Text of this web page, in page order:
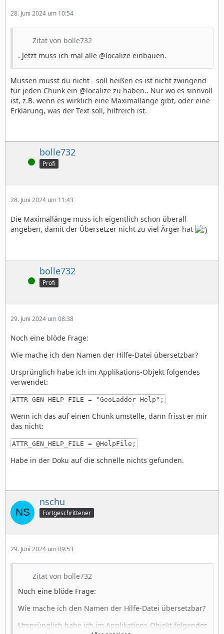
28. Juni 2024 um 10:54
Zitat von bolle732
. Jetzt muss ich mal alle @localize einbauen.
Müssen musst du nicht - soll heißen es ist nicht zwingend
für jeden Chunk ein @localize zu haben.. Nur wo es sinnvoll
ist, z.B. wenn es wirklich eine Maximallänge gibt, oder eine
Erklärung, was der Text soll, hilfreich ist.
Online
bolle732
Profi
28. Juni 2024 um 11:43
Die Maximallänge muss ich eigentlich schon überall
angeben, damit der Übersetzer nicht zu viel Ärger hat
Online
bolle732
Profi
29. Juni 2024 um 08:38
Noch eine blöde Frage:
Wie mache ich den Namen der Hilfe-Datei übersetzbar?
Ursprünglich habe ich im Applikations-Objekt folgendes
verwendet:
ATTR_GEN_HELP_FILE = "GeoLadder Help";
Wenn ich das auf einen Chunk umstelle, dann frisst er mir
das nicht:
ATTR_GEN_HELP_FILE = @HelpFile;
Habe in der Doku auf die schnelle nichts gefunden.
nschu
Fortgeschrittener
29. Juni 2024 um 09:53
Zitat von bolle732
Noch eine blöde Frage:
Wie mache ich den Namen der Hilfe-Datei übersetzbar?
Ursprünglich habe ich im Applikations-Objekt folgendes